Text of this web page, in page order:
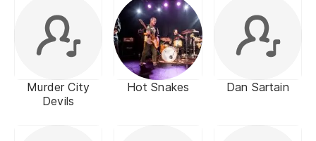
Murder City
Devils
Hot Snakes Dan Sartain